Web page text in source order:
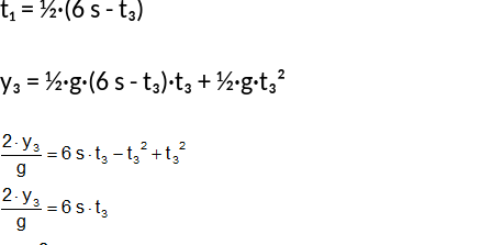
t₁ = ½·(6 s - t₃)
y₃ = ½·g·(6 s - t₃)·t₃ + ½·g·t₃²